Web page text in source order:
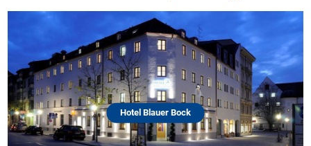
Hotel Blauer Bock